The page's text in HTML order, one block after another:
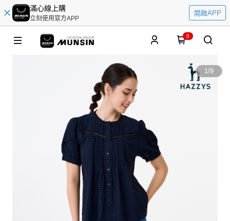
滿心線上購
立刻使用官方APP
開啟APP
0
1/9